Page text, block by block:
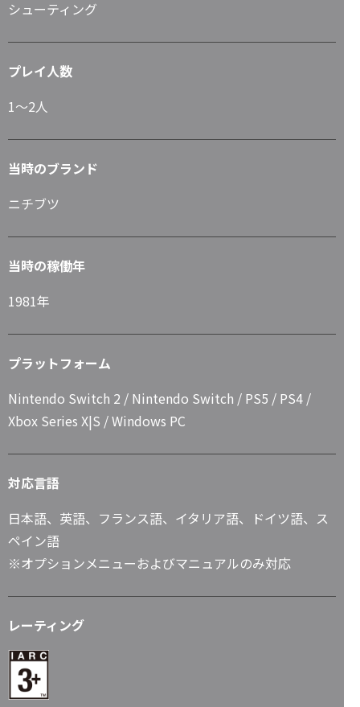
シューティング
プレイ人数
1～2人
当時のブランド
ニチブツ
当時の稼働年
1981年
プラットフォーム
Nintendo Switch 2 / Nintendo Switch / PS5 / PS4 /
Xbox Series X|S / Windows PC
対応言語
日本語、英語、フランス語、イタリア語、ドイツ語、ス
ペイン語
※オプションメニューおよびマニュアルのみ対応
レーティング